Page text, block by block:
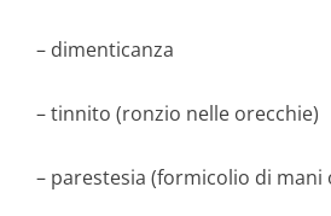
– dimenticanza
– tinnito (ronzio nelle orecchie)
– parestesia (formicolio di mani